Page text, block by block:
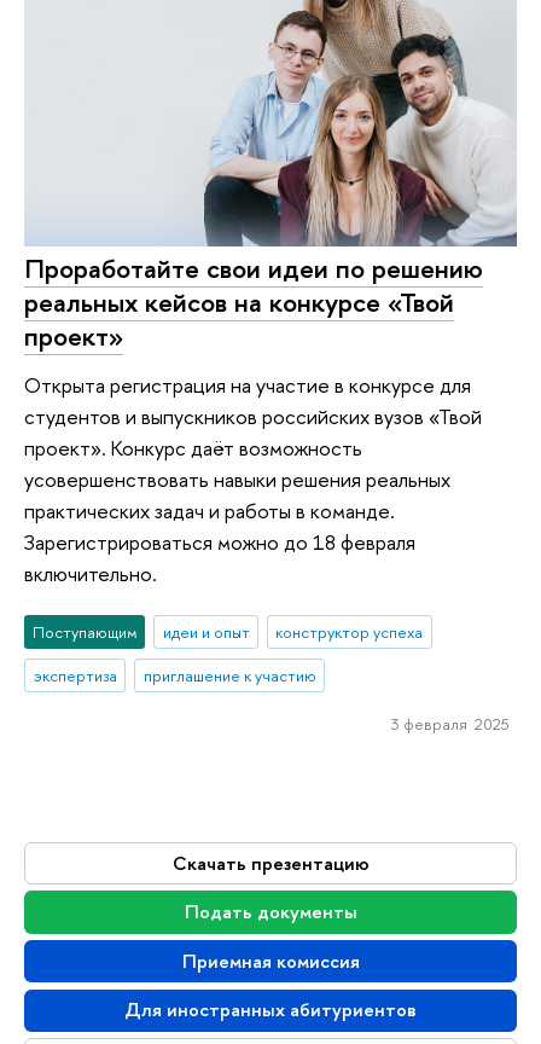
Скачать презентацию
Подать документы
Приемная комиссия
Для иностранных абитуриентов
Проработайте свои идеи по решению
реальных кейсов на конкурсе «Твой
проект»
Открыта регистрация на участие в конкурсе для
студентов и выпускников российских вузов «Твой
проект». Конкурс даёт возможность
усовершенствовать навыки решения реальных
практических задач и работы в команде.
Зарегистрироваться можно до 18 февраля
включительно.
Поступающим идеи и опыт
конструктор успеха
экспертиза
приглашение к участию
3 февраля 2025